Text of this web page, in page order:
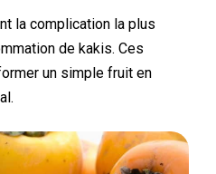
la complication la plus
de kakis. Ces
un simple fruit en